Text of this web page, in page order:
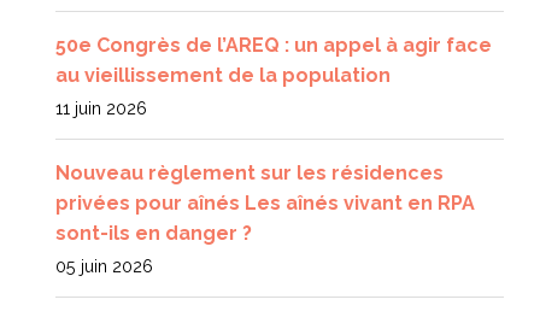
50e Congrès de l’AREQ : un appel à agir face
au vieillissement de la population
11 juin 2026
Nouveau règlement sur les résidences
privées pour aînés Les aînés vivant en RPA
sont-ils en danger ?
05 juin 2026